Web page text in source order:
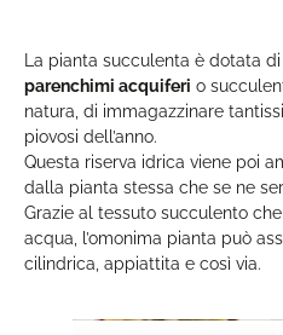
La pianta succulenta è dotata
parenchimi acquiferi o
natura, di immagazzinare
piovosi dell’anno.
Questa riserva idrica viene poi
dalla pianta stessa che se ne
Grazie al tessuto succulento
acqua, l’omonima pianta può
cilindrica, appiattita e così via.